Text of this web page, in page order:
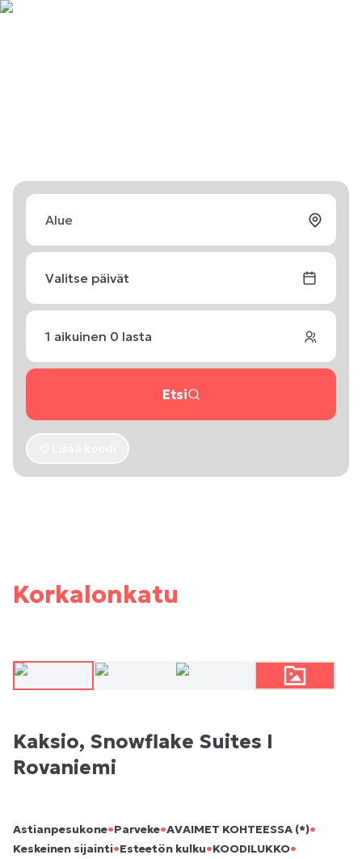
Valitse päivät
1 aikuinen 0 lasta
Etsi
Korkalonkatu
Kaksio, Snowflake Suites I
Rovaniemi
Astianpesukone•Parveke•AVAIMET KOHTEESSA (*)•
Keskeinen sijainti•Esteetön kulku•KOODILUKKO•